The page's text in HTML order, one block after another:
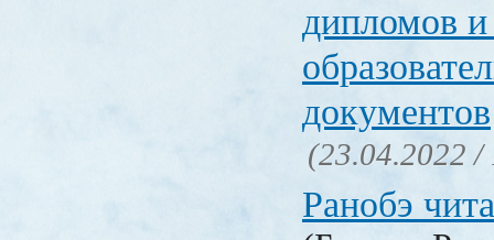
дипломов и
документов
(23.04.2022 /
Ранобэ